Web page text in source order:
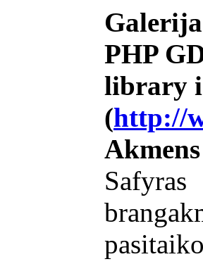
Galerija
PHP
library
(http://